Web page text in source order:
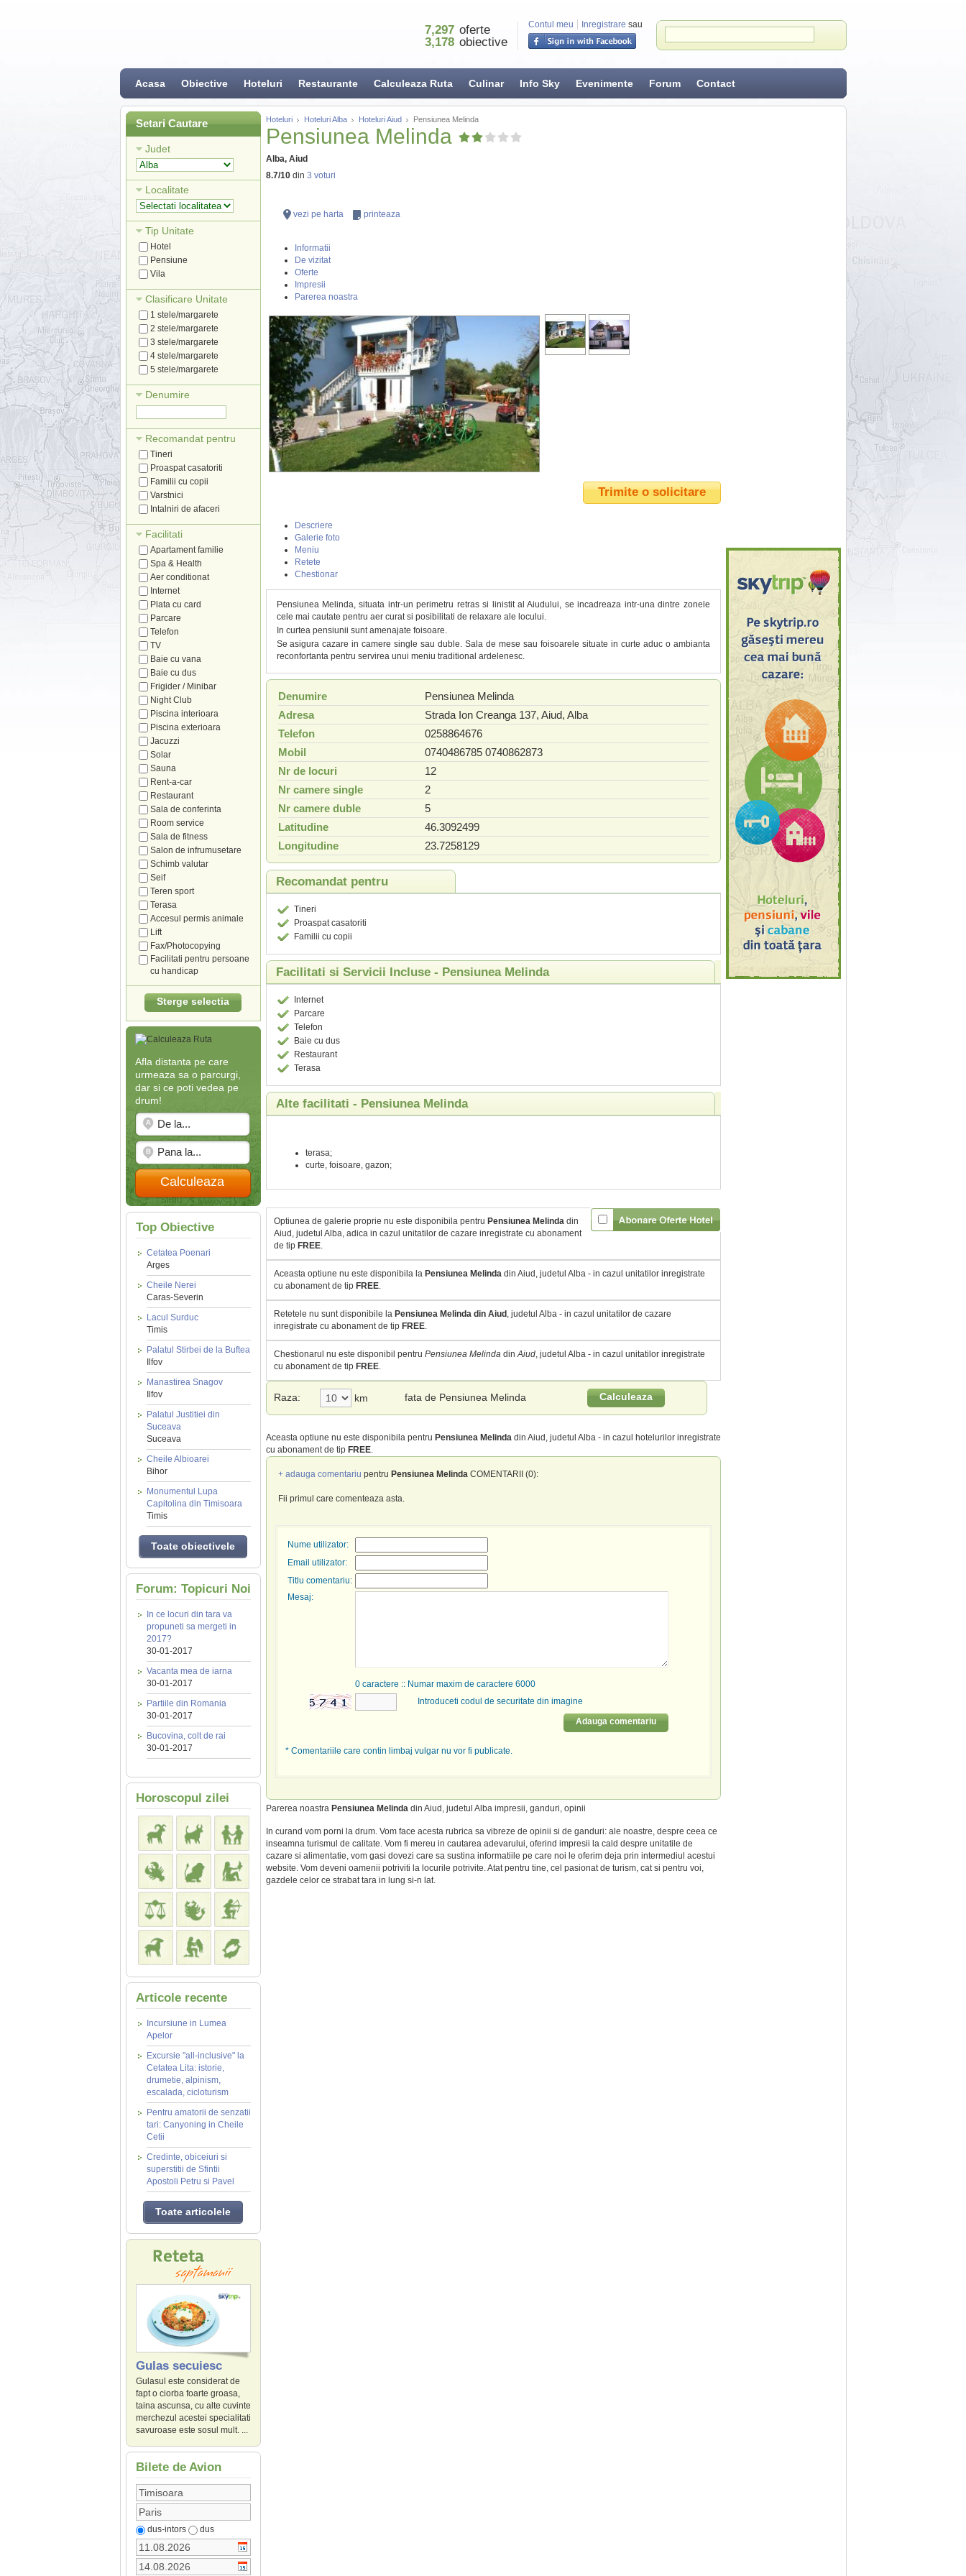
Contul meu Inregistrare sau
7,297 oferte
3,178 obiective
Acasa Obiective Hoteluri Restaurante Calculeaza Ruta Culinar Info Sky Evenimente Forum Contact
Setari Cautare
Judet
Localitate
Tip Unitate
Hotel
Pensiune
Vila
Clasificare Unitate
1 stele/margarete
2 stele/margarete
3 stele/margarete
4 stele/margarete
5 stele/margarete
Denumire
Recomandat pentru
Tineri
Proaspat casatoriti
Familii cu copii
Varstnici
Intalniri de afaceri
Facilitati
Apartament familie
Spa & Health
Aer conditionat
Internet
Plata cu card
Parcare
Telefon
TV
Baie cu vana
Baie cu dus
Frigider / Minibar
Night Club
Piscina interioara
Piscina exterioara
Jacuzzi
Solar
Sauna
Rent-a-car
Restaurant
Sala de conferinta
Room service
Sala de fitness
Salon de infrumusetare
Schimb valutar
Seif
Teren sport
Terasa
Accesul permis animale
Lift
Fax/Photocopying
Facilitati pentru persoane
cu handicap
Sterge selectia
Afla distanta pe care
urmeaza sa o parcurgi,
dar si ce poti vedea pe
drum!
Calculeaza
Top Obiective
Cetatea Poenari
Arges
Cheile Nerei
Caras-Severin
Lacul Surduc
Timis
Palatul Stirbei de la Buftea
Ilfov
Manastirea Snagov
Ilfov
Palatul Justitiei din
Suceava
Suceava
Cheile Albioarei
Bihor
Monumentul Lupa
Capitolina din Timisoara
Timis
Toate obiectivele
Forum: Topicuri Noi
In ce locuri din tara va
propuneti sa mergeti in
2017?
30-01-2017
Vacanta mea de iarna
30-01-2017
Partiile din Romania
30-01-2017
Bucovina, colt de rai
30-01-2017
Horoscopul zilei
Articole recente
Incursiune in Lumea
Apelor
Excursie "all-inclusive" la
Cetatea Lita: istorie,
drumetie, alpinism,
escalada, cicloturism
Pentru amatorii de senzatii
tari: Canyoning in Cheile
Cetii
Credinte, obiceiuri si
superstitii de Sfintii
Apostoli Petru si Pavel
Toate articolele
Gulas secuiesc
Gulasul este considerat de
fapt o ciorba foarte groasa,
taina ascunsa, cu alte cuvinte
merchezul acestei specialitati
savuroase este sosul mult. ...
Bilete de Avion
dus-intors dus
Hoteluri Hoteluri Alba Hoteluri Aiud Pensiunea Melinda
Pensiunea Melinda
Alba, Aiud
8.7/10din 3 voturi
vezi pe harta printeaza
Informatii
De vizitat
Oferte
Impresii
Parerea noastra
Trimite o solicitare
Descriere
Galerie foto
Meniu
Retete
Chestionar
Pensiunea Melinda, situata intr-un perimetru retras si linistit al Aiudului, se incadreaza intr-una dintre zonele
cele mai cautate pentru aer curat si posibilitati de relaxare ale locului.
In curtea pensiunii sunt amenajate foisoare.
Se asigura cazare in camere single sau duble. Sala de mese sau foisoarele situate in curte aduc o ambianta
reconfortanta pentru servirea unui meniu traditional ardelenesc.
Denumire
Pensiunea Melinda
Adresa
Strada Ion Creanga 137, Aiud, Alba
Telefon
0258864676
Mobil
0740486785 0740862873
Nr de locuri
12
Nr camere single
2
Nr camere duble
5
Latitudine
46.3092499
Longitudine
23.7258129
Recomandat pentru
Tineri
Proaspat casatoriti
Familii cu copii
Facilitati si Servicii Incluse - Pensiunea Melinda
Internet
Parcare
Telefon
Baie cu dus
Restaurant
Terasa
Alte facilitati - Pensiunea Melinda
terasa;
curte, foisoare, gazon;
Optiunea de galerie proprie nu este disponibila pentru Pensiunea Melindadin
Aiud, judetul Alba, adica in cazul unitatilor de cazare inregistrate cu abonament
de tip FREE.
Aceasta optiune nu este disponibila la Pensiunea Melindadin Aiud, judetul Alba - in cazul unitatilor inregistrate
cu abonament de tip FREE.
Retetele nu sunt disponibile la Pensiunea Melinda din Aiud , judetul Alba - in cazul unitatilor de cazare
inregistrate cu abonament de tip FREE.
Chestionarul nu este disponibil pentru Pensiunea MelindadinAiud, judetul Alba - in cazul unitatilor inregistrate
cu abonament de tip FREE.
Raza: km fata de Pensiunea Melinda Calculeaza
Aceasta optiune nu este disponibila pentru Pensiunea Melindadin Aiud, judetul Alba - in cazul hotelurilor inregistrate
cu abonament de tip FREE.
+ adauga comentariu pentru Pensiunea MelindaCOMENTARII (0):
Fii primul care comenteaza asta.
Nume utilizator:
Email utilizator:
Titlu comentariu:
Mesaj:
0caractere :: Numar maxim de caractere 6000
Introduceti codul de securitate din imagine
Adauga comentariu
* Comentariile care contin limbaj vulgar nu vor fi publicate.
Parerea noastra Pensiunea Melindadin Aiud, judetul Alba impresii, ganduri, opinii
In curand vom porni la drum. Vom face acesta rubrica sa vibreze de opinii si de ganduri: ale noastre, despre ceea ce
inseamna turismul de calitate. Vom fi mereu in cautarea adevarului, oferind impresii la cald despre unitatile de
cazare si alimentatie, vom gasi dovezi care sa sustina informatiile pe care noi le oferim deja prin intermediul acestui
website. Vom deveni oamenii potriviti la locurile potrivite. Atat pentru tine, cel pasionat de turism, cat si pentru voi,
gazdele celor ce strabat tara in lung si-n lat.